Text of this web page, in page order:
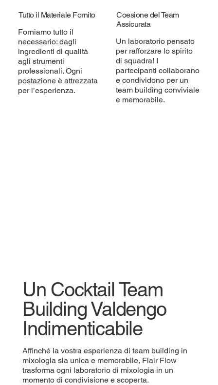
Tutto il Materiale Fornito
Forniamo tutto il
necessario: dagli
ingredienti di qualità
agli strumenti
professionali. Ogni
postazione è attrezzata
per l’esperienza.
Coesione del Team
Assicurata
Un laboratorio pensato
per rafforzare lo spirito
di squadra! I
partecipanti collaborano
e condividono per un
team building conviviale
e memorabile.
Un Cocktail Team
Building Valdengo
Indimenticabile
Affinché la vostra esperienza di team building in
mixologia sia unica e memorabile, Flair Flow
trasforma ogni laboratorio di mixologia in un
momento di condivisione e scoperta.